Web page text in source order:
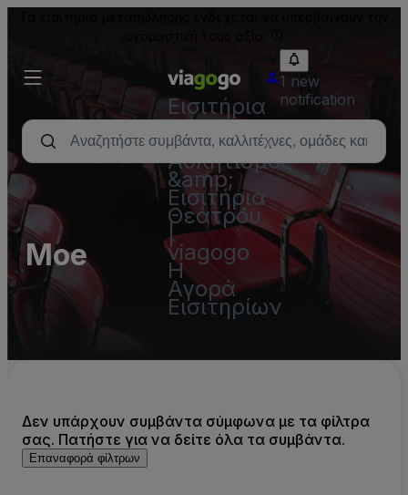
Εισιτήρια
-
Συναυλία,
Αθλητισμός
&amp;
Εισιτήρια
Θεάτρου
|
viagogo
Η
Αγορά
Εισιτηρίων
1 new
notification
Moe
Δεν υπάρχουν συμβάντα σύμφωνα με τα φίλτρα
σας. Πατήστε για να δείτε όλα τα συμβάντα.
Επαναφορά φίλτρων